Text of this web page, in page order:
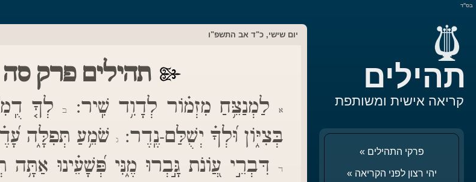
בס"ד
תהילים
קריאה אישית ומשותפת
פרקי התהילים »
יהי רצון לפני הקריאה »
יום שישי, כ"ד אב התשפ"ו
תהילים פרק סה
אלַמְנַצֵּ֥חַ מִזְמ֗וֹר לְדָוִ֥ד שִֽׁיר: בלְךָ֤
בְּצִיּ֑וֹן וּ֝לְךָ֗ יְשֻׁלַּם-נֶֽדֶר:
גשֹׁמֵ֥עַ תְּפִלָּ֑ה
ד דִּבְרֵ֣י עֲ֭וֹנֹת גָּ֣בְרוּ מֶ֑נִּי פְּ֝שָׁעֵ֗ינוּ אַתָּ֥ה